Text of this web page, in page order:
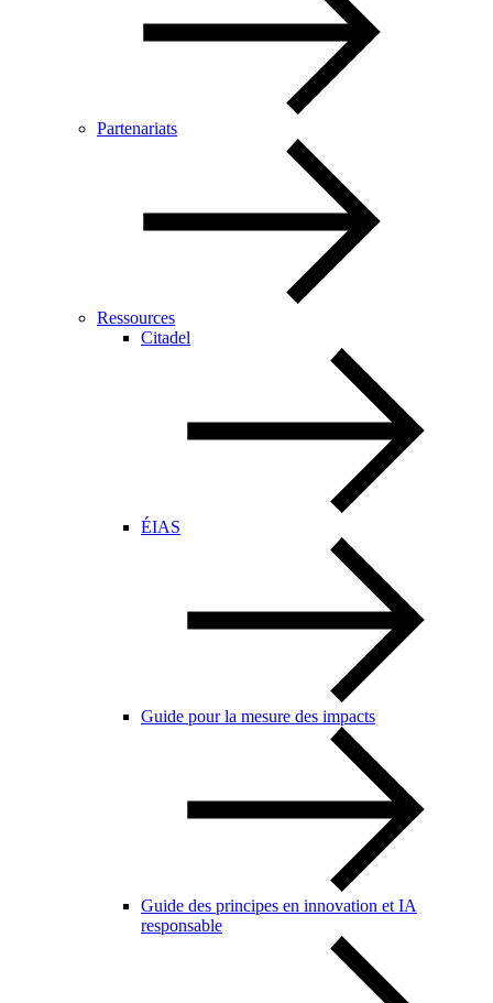
Partenariats
Ressources
Citadel
ÉIAS
Guide pour la mesure des impacts
Guide des principes en innovation et IA
responsable